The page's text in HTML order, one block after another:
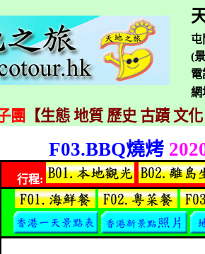
屯
(
電
團 【生態 地質 歷史 古蹟 文
F03.BBQ燒烤
行程: